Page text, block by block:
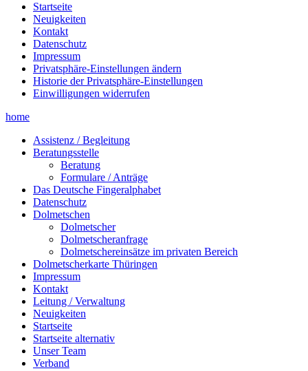
Startseite
Neuigkeiten
Kontakt
Datenschutz
Impressum
Privatsphäre-Einstellungen ändern
Historie der Privatsphäre-Einstellungen
Einwilligungen widerrufen
home
Assistenz / Begleitung
Beratungsstelle
Beratung
Formulare / Anträge
Das Deutsche Fingeralphabet
Datenschutz
Dolmetschen
Dolmetscher
Dolmetscheranfrage
Dolmetschereinsätze im privaten Bereich
Dolmetscherkarte Thüringen
Impressum
Kontakt
Leitung / Verwaltung
Neuigkeiten
Startseite
Startseite alternativ
Unser Team
Verband